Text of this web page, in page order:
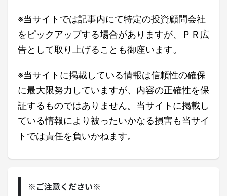
※当サイトでは記事内にて特定の投資顧問会社
をピックアップする場合がありますが、ＰＲ広
告として取り上げることも御座います。
※当サイトに掲載している情報は信頼性の確保
に最大限努力していますが、内容の正確性を保
証するものではありません。当サイトに掲載し
ている情報により被ったいかなる損害も当サイ
トでは責任を負いかねます。
※ご注意ください※